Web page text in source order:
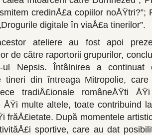
credinÅ£a copiilor noÅŸtri?”;
digitale în viaÅ£a tinerilor”.
ateliere au fost apoi
de către raportorii grupurilor,
Nepsis. Întâlnirea a continuat
tineri din întreaga Mitropolie,
tradiÅ£ionale ro­mâneÅŸti
ÅŸi multe altele, toate contribuind
frăÅ£ietate. După momentele
sportive, care au dat